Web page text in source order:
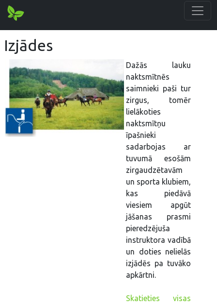
Izjādes
Dažās lauku
naktsmītnēs
saimnieki paši tur
zirgus, tomēr
lielākoties
naktsmītņu
īpašnieki
sadarbojas ar
tuvumā esošām
zirgaudzētavām
un sporta klubiem,
kas piedāvā
viesiem apgūt
jāšanas prasmi
pieredzējuša
instruktora vadībā
un doties nelielās
izjādēs pa tuvāko
apkārtni.
Skatieties visas